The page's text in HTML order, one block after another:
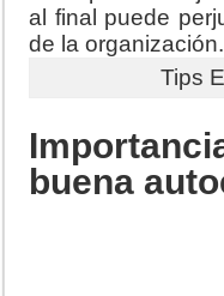
al final puede
de la organización.
Tips
buena